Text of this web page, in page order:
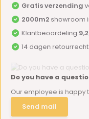
Gratis verzending
2000m2 showroom
Klantbeoordeling
14 dagen retourrecht
Do you have a
Our employee is happy
Send mail